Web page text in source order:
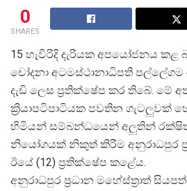
0
SHARES
15 හැවිරිදි දැරියක අපයෝජනය
චෝදනා අටමස්ථානාධිපති
දැඩි ලෙස ප්රතික්ෂේප කර තිබේ. මේ
ක්රියාපටිපාටියක පවතින ගැටලුවක්
හිමියන් සම්බන්ධයෙන් අලුතින්
නියෝගයක් නිකුත් කිරීම අනුරාධපුර
ඊයේ (12) ප්රතික්ෂේප කළේය.
අනුරාධපුර ප්රධාන මහේස්ත්රාත්